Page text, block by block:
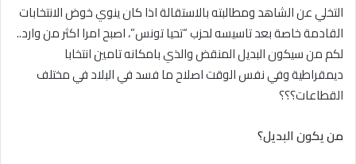
التخلي عن الشاهد ومطالبته بالاستقالة اذا كان ينوي خوض الانتخابات
القادمة خاصة بعد تاسيسه لحزب “تحيا تونس”، اصبح امرا اكثر من وارد..
لكم من سيكون البديل المنقض والذي بامكانه تامين انتخابا
ديمقراطية وفي نفس الوقت اصلاح ما فسد في البلاد في مختلف
القطاعات؟؟؟
من يكون البديل؟